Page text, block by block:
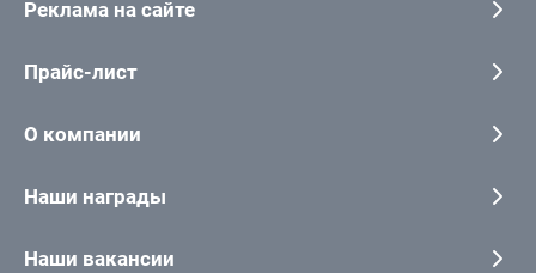
Реклама на сайте
Прайс-лист
О компании
Наши награды
Наши вакансии